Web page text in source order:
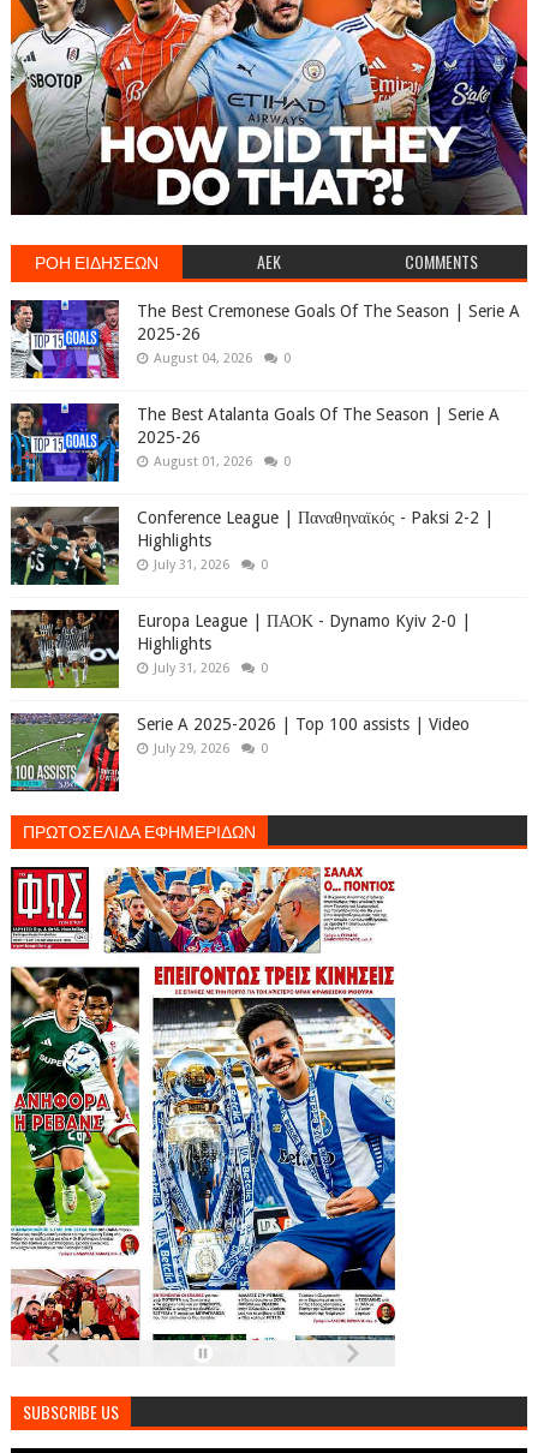
ΡΟΗ ΕΙΔΗΣΕΩΝ AEK COMMENTS
The Best Cremonese Goals Of The Season | Serie A
2025-26
August 04, 2026 0
The Best Atalanta Goals Of The Season | Serie A
2025-26
August 01, 2026 0
Conference League | Παναθηναϊκός - Paksi 2-2 |
Highlights
July 31, 2026 0
Europa League | ΠΑΟΚ - Dynamo Kyiv 2-0 |
Highlights
July 31, 2026 0
Serie A 2025-2026 | Top 100 assists | Video
July 29, 2026 0
ΠΡΩΤΟΣΕΛΙΔΑ ΕΦΗΜΕΡΙΔΩΝ
SUBSCRIBE US